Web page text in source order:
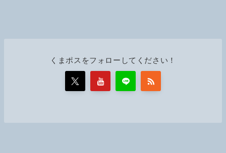
くまポスをフォローしてください！